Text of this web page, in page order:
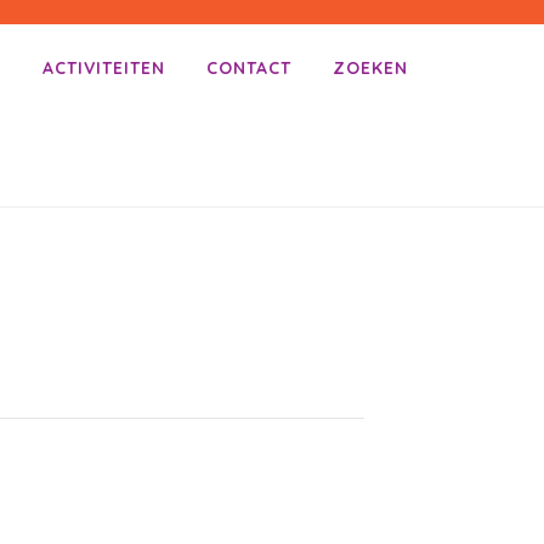
ACTIVITEITEN CONTACT ZOEKEN